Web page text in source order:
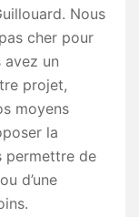
Nous
cher pour
avez un
projet,
moyens
la
permettre de
d’une